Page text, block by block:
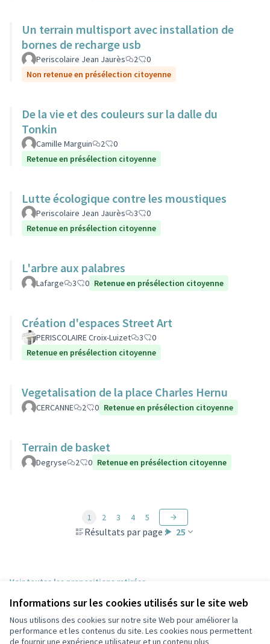
Informations sur les cookies utilisés sur le site web
Nous utilisons des cookies sur notre site Web pour améliorer la
performance et les contenus du site. Les cookies nous permettent
de fournir une expérience utilisateur et un contenu plus
Un terrain multisport avec installation de
bornes de recharge usb
Periscolaire Jean Jaurès 2
0
Non retenue en présélection citoyenne
De la vie et des couleurs sur la dalle du
Tonkin
Camille Marguin 2
0
Retenue en présélection citoyenne
Lutte écologique contre les moustiques
Periscolaire Jean Jaurès 3
0
Retenue en présélection citoyenne
L'arbre aux palabres
Lafarge 3 0 Retenue en présélection citoyenne
Création d'espaces Street Art
PERISCOLAIRE Croix-Luizet 3
0
Retenue en présélection citoyenne
Vegetalisation de la place Charles Hernu
CERCANNE 2 0 Retenue en présélection citoyenne
Terrain de basket
Degryse 2 0 Retenue en présélection citoyenne
Résultats par page : 25
1 2 3 4 5
Voir toutes les propositions retirées
Conditions d'utilisation
Paramètres des cookies